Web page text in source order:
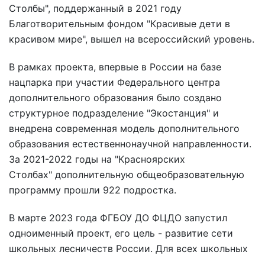
Столбы", поддержанный в 2021 году
Благотворительным фондом "Красивые дети в
красивом мире", вышел на всероссийский уровень.
В рамках проекта, впервые в России на базе
нацпарка при участии Федерального центра
дополнительного образования было создано
структурное подразделение "Экостанция" и
внедрена современная модель дополнительного
образования естественнонаучной направленности.
За 2021-2022 годы на "Красноярских
Столбах" дополнительную общеобразовательную
программу прошли 922 подростка.
В марте 2023 года ФГБОУ ДО ФЦДО запустил
одноименный проект, его цель - развитие сети
школьных лесничеств России. Для всех школьных